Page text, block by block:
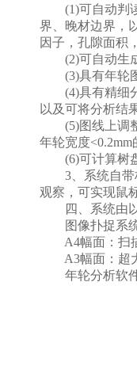
(1)可自动判读
界、晚材边界，
因子，孔隙面积
(2)可自动生成
(3)具有年轮图
(4)具有精细分
以及可将分析结
(5)图线上调整
年轮宽度
(6)可计算树盘
3、系统自带标
观察，可实现鼠
四、系统由以
图像扑捉系统
A4幅面：扫描
A3幅面：超大
年轮分析软件